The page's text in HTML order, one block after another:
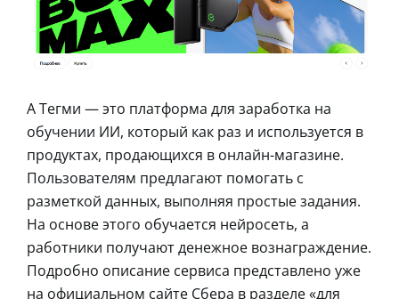
А Тегми — это платформа для заработка на
обучении ИИ, который как раз и используется в
продуктах, продающихся в онлайн-магазине.
Пользователям предлагают помогать с
разметкой данных, выполняя простые задания.
На основе этого обучается нейросеть, а
работники получают денежное вознаграждение.
Подробно описание сервиса представлено уже
на официальном сайте Сбера в разделе «для